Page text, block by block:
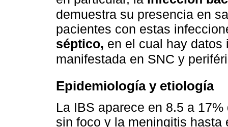
demuestra su presencia en
pacientes con estas
séptico, en el cual hay
manifestada en SNC y
Epidemiología y etiología
La IBS aparece en 8.5 a
sin foco y la meningitis hasta